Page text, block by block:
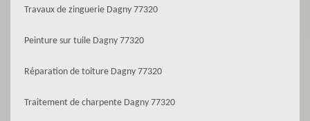
Travaux de zinguerie Dagny 77320
Peinture sur tuile Dagny 77320
Réparation de toiture Dagny 77320
Traitement de charpente Dagny 77320